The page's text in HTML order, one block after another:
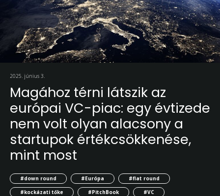
2025. június 3.
Magához térni látszik az
európai VC-piac: egy évtizede
nem volt olyan alacsony a
startupok értékcsökkenése,
mint most
#down round #Európa
#flat round
#kockázati tőke
#PitchBook #VC